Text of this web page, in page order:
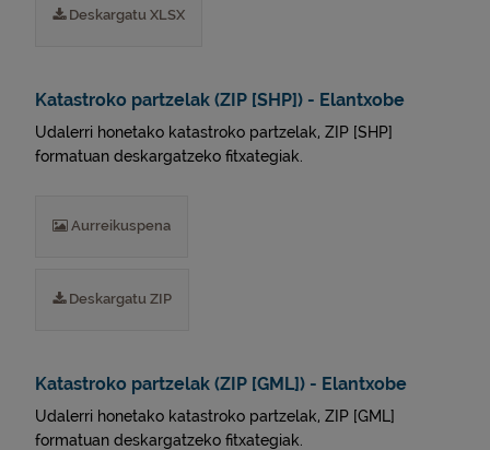
Deskargatu XLSX
Katastroko partzelak (ZIP [SHP]) - Elantxobe
Udalerri honetako katastroko partzelak, ZIP [SHP]
formatuan deskargatzeko fitxategiak.
Aurreikuspena
Deskargatu ZIP
Katastroko partzelak (ZIP [GML]) - Elantxobe
Udalerri honetako katastroko partzelak, ZIP [GML]
formatuan deskargatzeko fitxategiak.